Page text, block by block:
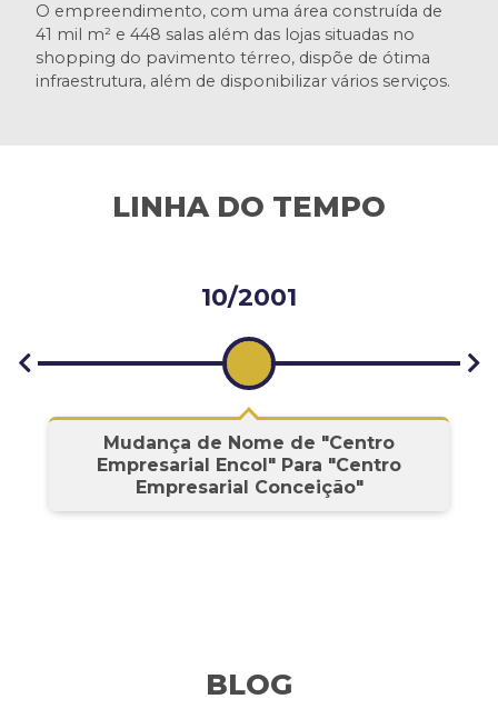
O empreendimento, com uma área construída de
41 mil m² e 448 salas além das lojas situadas no
shopping do pavimento térreo, dispõe de ótima
infraestrutura, além de disponibilizar vários serviços.
LINHA DO TEMPO
10/2001
Mudança de Nome de "Centro
Empresarial Encol" Para "Centro
Empresarial Conceição"
BLOG